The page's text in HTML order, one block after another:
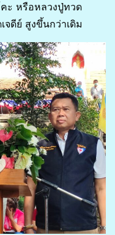
ะ หรือหลวงปู่ทวด
จดีย์ สูงขึ้นกว่าเดิม